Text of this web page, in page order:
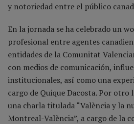
y notoriedad entre el público
En la jornada se ha celebrado un
profesional entre agentes
entidades de la Comunitat
con medios de comunicación,
institucionales, así como una
cargo de Quique Dacosta. Por otro
una charla titulada “València y la
Montreal-València”, a cargo de la